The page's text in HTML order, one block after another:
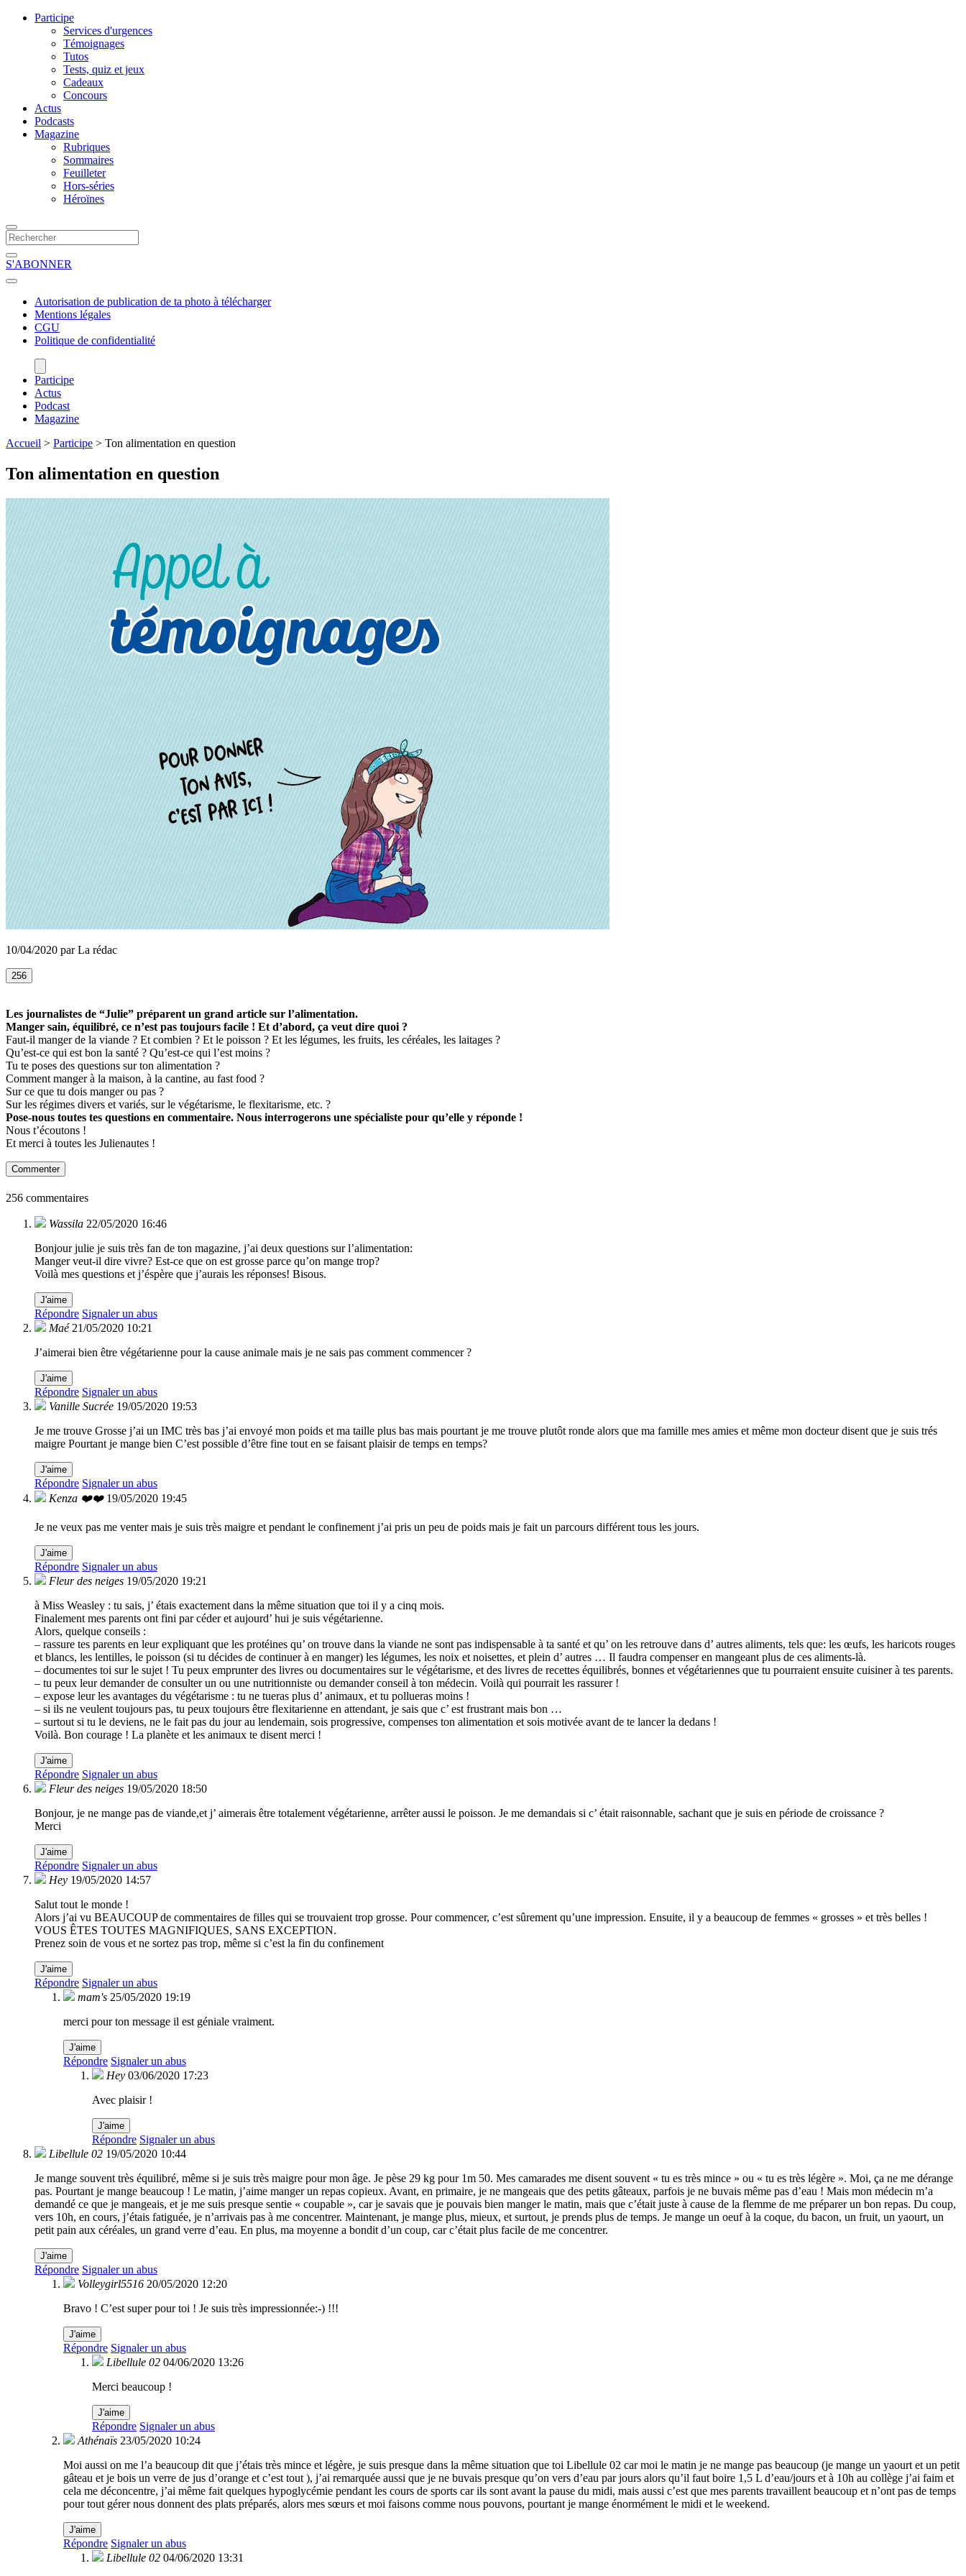
Participe
Services d'urgences
Témoignages
Tutos
Tests, quiz et jeux
Cadeaux
Concours
Actus
Podcasts
Magazine
Rubriques
Sommaires
Feuilleter
Hors-séries
Héroïnes
S'ABONNER
Autorisation de publication de ta photo à télécharger
Mentions légales
CGU
Politique de confidentialité
Participe
Actus
Podcast
Magazine
Accueil > Participe > Ton alimentation en question
Ton alimentation en question
10/04/2020 par La rédac
256
Les journalistes de “Julie” préparent un grand article sur l’alimentation.
Manger sain, équilibré, ce n’est pas toujours facile ! Et d’abord, ça veut dire quoi ?
Faut-il manger de la viande ? Et combien ? Et le poisson ? Et les légumes, les fruits, les céréales, les laitages ?
Qu’est-ce qui est bon la santé ? Qu’est-ce qui l’est moins ?
Tu te poses des questions sur ton alimentation ?
Comment manger à la maison, à la cantine, au fast food ?
Sur ce que tu dois manger ou pas ?
Sur les régimes divers et variés, sur le végétarisme, le flexitarisme, etc. ?
Pose-nous toutes tes questions en commentaire. Nous interrogerons une spécialiste pour qu’elle y réponde !
Nous t’écoutons !
Et merci à toutes les Julienautes !
Commenter
256 commentaires
Wassila 22/05/2020 16:46
Bonjour julie je suis très fan de ton magazine, j’ai deux questions sur l’alimentation:
Manger veut-il dire vivre? Est-ce que on est grosse parce qu’on mange trop?
Voilà mes questions et j’éspère que j’aurais les réponses! Bisous.
J'aime
Répondre Signaler un abus
Maé 21/05/2020 10:21
J’aimerai bien être végétarienne pour la cause animale mais je ne sais pas comment commencer ?
J'aime
Répondre Signaler un abus
Vanille Sucrée 19/05/2020 19:53
Je me trouve Grosse j’ai un IMC très bas j’ai envoyé mon poids et ma taille plus bas mais pourtant je me trouve plutôt ronde alors que ma famille mes amies et même mon docteur disent que je suis trés
maigre Pourtant je mange bien C’est possible d’être fine tout en se faisant plaisir de temps en temps?
J'aime
Répondre Signaler un abus
Kenza ❤️❤️ 19/05/2020 19:45
Je ne veux pas me venter mais je suis très maigre et pendant le confinement j’ai pris un peu de poids mais je fait un parcours différent tous les jours.
J'aime
Répondre Signaler un abus
Fleur des neiges 19/05/2020 19:21
à Miss Weasley : tu sais, j’ étais exactement dans la même situation que toi il y a cinq mois.
Finalement mes parents ont fini par céder et aujourd’ hui je suis végétarienne.
Alors, quelque conseils :
– rassure tes parents en leur expliquant que les protéines qu’ on trouve dans la viande ne sont pas indispensable à ta santé et qu’ on les retrouve dans d’ autres aliments, tels que: les œufs, les haricots rouges
et blancs, les lentilles, le poisson (si tu décides de continuer à en manger) les légumes, les noix et noisettes, et plein d’ autres … Il faudra compenser en mangeant plus de ces aliments-là.
– documentes toi sur le sujet ! Tu peux emprunter des livres ou documentaires sur le végétarisme, et des livres de recettes équilibrés, bonnes et végétariennes que tu pourraient ensuite cuisiner à tes parents.
– tu peux leur demander de consulter un ou une nutritionniste ou demander conseil à ton médecin. Voilà qui pourrait les rassurer !
– expose leur les avantages du végétarisme : tu ne tueras plus d’ animaux, et tu pollueras moins !
– si ils ne veulent toujours pas, tu peux toujours être flexitarienne en attendant, je sais que c’ est frustrant mais bon …
– surtout si tu le deviens, ne le fait pas du jour au lendemain, sois progressive, compenses ton alimentation et sois motivée avant de te lancer la dedans !
Voilà. Bon courage ! La planète et les animaux te disent merci !
J'aime
Répondre Signaler un abus
Fleur des neiges 19/05/2020 18:50
Bonjour, je ne mange pas de viande,et j’ aimerais être totalement végétarienne, arrêter aussi le poisson. Je me demandais si c’ était raisonnable, sachant que je suis en période de croissance ?
Merci
J'aime
Répondre Signaler un abus
Hey 19/05/2020 14:57
Salut tout le monde !
Alors j’ai vu BEAUCOUP de commentaires de filles qui se trouvaient trop grosse. Pour commencer, c’est sûrement qu’une impression. Ensuite, il y a beaucoup de femmes « grosses » et très belles !
VOUS ÊTES TOUTES MAGNIFIQUES, SANS EXCEPTION.
Prenez soin de vous et ne sortez pas trop, même si c’est la fin du confinement
J'aime
Répondre Signaler un abus
mam's 25/05/2020 19:19
merci pour ton message il est géniale vraiment.
J'aime
Répondre Signaler un abus
Hey 03/06/2020 17:23
Avec plaisir !
J'aime
Répondre Signaler un abus
Libellule 02 19/05/2020 10:44
Je mange souvent très équilibré, même si je suis très maigre pour mon âge. Je pèse 29 kg pour 1m 50. Mes camarades me disent souvent « tu es très mince » ou « tu es très légère ». Moi, ça ne me dérange
pas. Pourtant je mange beaucoup ! Le matin, j’aime manger un repas copieux. Avant, en primaire, je ne mangeais que des petits gâteaux, parfois je ne buvais même pas d’eau ! Mais mon médecin m’a
demandé ce que je mangeais, et je me suis presque sentie « coupable », car je savais que je pouvais bien manger le matin, mais que c’était juste à cause de la flemme de me préparer un bon repas. Du coup,
vers 10h, en cours, j’étais fatiguée, je n’arrivais pas à me concentrer. Maintenant, je mange plus, mieux, et surtout, je prends plus de temps. Je mange un oeuf à la coque, du bacon, un fruit, un yaourt, un
petit pain aux céréales, un grand verre d’eau. En plus, ma moyenne a bondit d’un coup, car c’était plus facile de me concentrer.
J'aime
Répondre Signaler un abus
Volleygirl5516 20/05/2020 12:20
Bravo ! C’est super pour toi ! Je suis très impressionnée:-) !!!
J'aime
Répondre Signaler un abus
Libellule 02 04/06/2020 13:26
Merci beaucoup !
J'aime
Répondre Signaler un abus
Athénaïs 23/05/2020 10:24
Moi aussi on me l’a beaucoup dit que j’étais très mince et légère, je suis presque dans la même situation que toi Libellule 02 car moi le matin je ne mange pas beaucoup (je mange un yaourt et un petit
gâteau et je bois un verre de jus d’orange et c’est tout ), j’ai remarquée aussi que je ne buvais presque qu’on vers d’eau par jours alors qu’il faut boire 1,5 L d’eau/jours et à 10h au collège j’ai faim et
cela me déconcentre, j’ai même fait quelques hypoglycémie pendant les cours de sports car ils sont avant la pause du midi, mais aussi c’est que mes parents travaillent beaucoup et n’ont pas de temps
pour tout gérer nous donnent des plats préparés, alors mes sœurs et moi faisons comme nous pouvons, pourtant je mange énormément le midi et le weekend.
J'aime
Répondre Signaler un abus
Libellule 02 04/06/2020 13:31